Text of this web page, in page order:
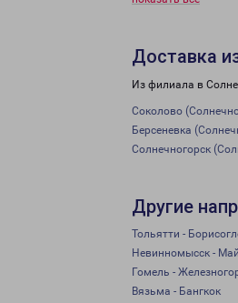
Доставка
Из филиала в
Соколово
Берсеневка
Солнечногорск
Другие
Тольятти -
Невинномысск -
Гомель -
Вязьма - Бангкок